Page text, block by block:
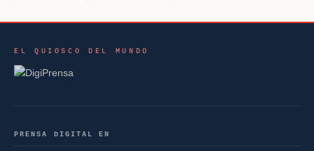
EL QUIOSCO DEL MUNDO
PRENSA DIGITAL EN